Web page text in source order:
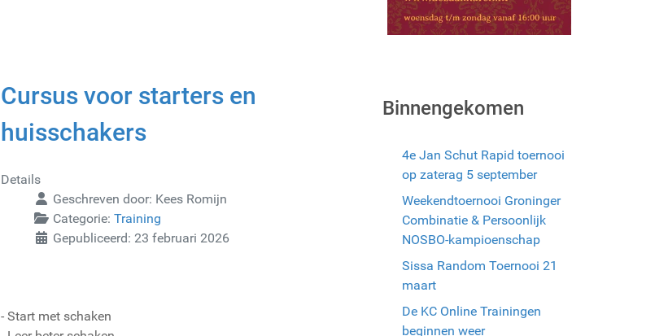
Cursus voor starters en
huisschakers
Details
Geschreven door: Kees Romijn
Categorie: Training
Gepubliceerd: 23 februari 2026
- Start met schaken
Binnengekomen
4e Jan Schut Rapid toernooi
op zaterag 5 september
Weekendtoernooi Groninger
Combinatie & Persoonlijk
NOSBO-kampioenschap
Sissa Random Toernooi 21
maart
De KC Online Trainingen
beginnen weer